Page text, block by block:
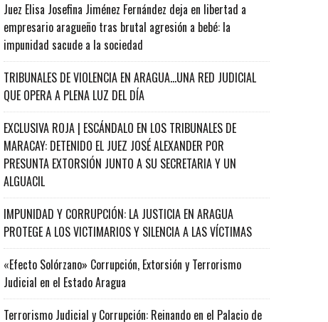
Juez Elisa Josefina Jiménez Fernández deja en libertad a
empresario aragueño tras brutal agresión a bebé: la
impunidad sacude a la sociedad
TRIBUNALES DE VIOLENCIA EN ARAGUA…UNA RED JUDICIAL
QUE OPERA A PLENA LUZ DEL DÍA
EXCLUSIVA ROJA | ESCÁNDALO EN LOS TRIBUNALES DE
MARACAY: DETENIDO EL JUEZ JOSÉ ALEXANDER POR
PRESUNTA EXTORSIÓN JUNTO A SU SECRETARIA Y UN
ALGUACIL
IMPUNIDAD Y CORRUPCIÓN: LA JUSTICIA EN ARAGUA
PROTEGE A LOS VICTIMARIOS Y SILENCIA A LAS VÍCTIMAS
«Efecto Solórzano» Corrupción, Extorsión y Terrorismo
Judicial en el Estado Aragua
Terrorismo Judicial y Corrupción: Reinando en el Palacio de